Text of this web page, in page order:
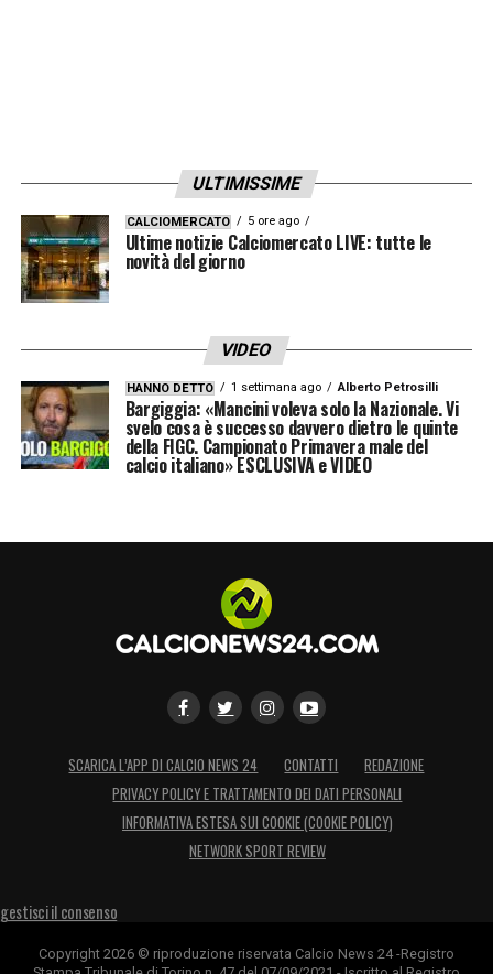
LA PLAYLIST DELLE NOSTRE TOP NEWS
ULTIMISSIME
CALCIOMERCATO 5 ore ago
Ultime notizie Calciomercato LIVE: tutte le
novità del giorno
VIDEO
HANNO DETTO 1 settimana ago Alberto Petrosilli
Bargiggia: «Mancini voleva solo la Nazionale. Vi
svelo cosa è successo davvero dietro le quinte
della FIGC. Campionato Primavera male del
calcio italiano» ESCLUSIVA e VIDEO
SCARICA L’APP DI CALCIO NEWS 24 CONTATTI
REDAZIONE
PRIVACY POLICY E TRATTAMENTO DEI DATI PERSONALI
INFORMATIVA ESTESA SUI COOKIE (COOKIE POLICY)
NETWORK SPORT REVIEW
gestisci il consenso
Copyright 2026 © riproduzione riservata Calcio News 24 -Registro